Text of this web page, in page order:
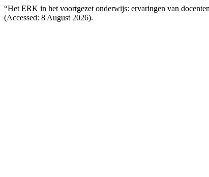
“Het ERK in het voortgezet onderwijs: ervaringen van
(Accessed: 8 August 2026).